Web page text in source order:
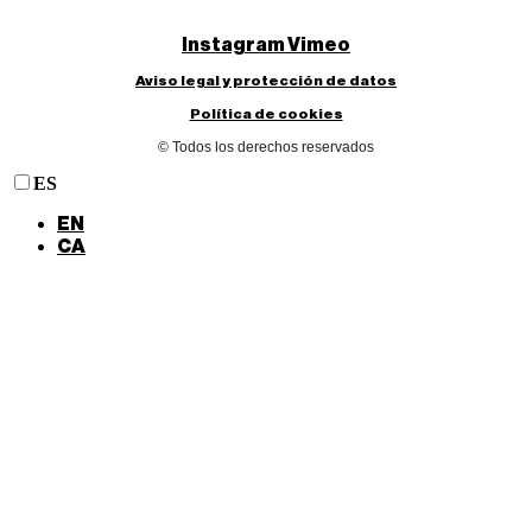
InstagramVimeo
Aviso legal y protección de datos
Política de cookies
© Todos los derechos reservados
ES
EN
CA